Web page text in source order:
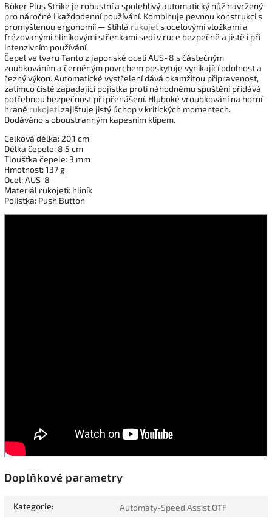
Böker Plus Strike je robustní a spolehlivý automatický nůž navržený
pro náročné i každodenní používání. Kombinuje pevnou konstrukci s
promyšlenou ergonomií — štíhlá rukojeťs ocelovými vložkami a
frézovanými hliníkovými střenkami sedí v ruce bezpečně a jistě i při
intenzivním používání.
Čepel ve tvaru Tanto z japonské oceli AUS‑8 s částečným
zoubkováním a černěným povrchem poskytuje vynikající odolnost a
řezný výkon. Automatické vystřelení dává okamžitou připravenost,
zatímco čistě zapadající pojistka proti náhodnému spuštění přidává
potřebnou bezpečnost při přenášení. Hluboké vroubkování na horní
hraně rukojetizajišťuje jistý úchop v kritických momentech.
Dodáváno s oboustranným kapesním klipem.
Celková délka: 20.1 cm
Délka čepele: 8.5 cm
Tloušťka čepele: 3 mm
Hmotnost: 137 g
Ocel: AUS-8
Materiál rukojeti: hliník
Pojistka: Push Button
Doplňkové parametry
Kategorie: Automaty-Speed Assist,OTF